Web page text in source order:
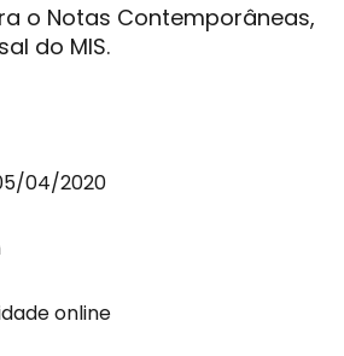
o Notas Contemporâneas,
do MIS.
04/2020
online